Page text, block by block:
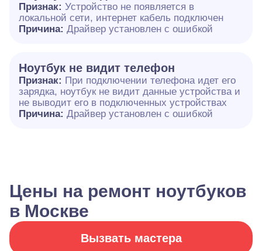
Признак: Устройство не появляется в
локальной сети, интернет кабель подключен
Причина: Драйвер установлен с ошибкой
Ноутбук не видит телефон
Признак: При подключении телефона идет его
зарядка, ноутбук не видит данные устройства и
не выводит его в подключенных устройствах
Причина: Драйвер установлен с ошибкой
Цены на ремонт ноутбуков
в Москве
Вызвать мастера